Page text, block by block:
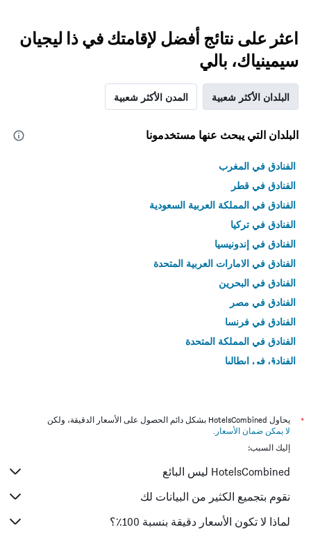
اعثر على نتائج أفضل لإقامتك في ذا ليجيان
سيمينياك، بالي
البلدان الأكثر شعبية المدن الأكثر شعبية
البلدان التي يبحث عنها مستخدمونا
الفنادق في المغرب
الفنادق في قطر
الفنادق في المملكة العربية السعودية
الفنادق في تركيا
الفنادق في إندونيسيا
الفنادق في الامارات العربية المتحدة
الفنادق في البحرين
الفنادق في مصر
الفنادق في فرنسا
الفنادق في المملكة المتحدة
الفنادق في إيطاليا
*
يحاول HotelsCombined بشكل دائم الحصول على الأسعار الدقيقة، ولكن
لا يمكن ضمان الأسعار .
إليك السبب:
HotelsCombined ليس البائع
نقوم بتجميع الكثير من البيانات لك
لماذا لا تكون الأسعار دقيقة بنسبة 100٪؟